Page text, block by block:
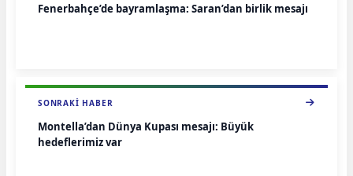
Fenerbahçe’de bayramlaşma: Saran’dan birlik mesajı
SONRAKI HABER
Montella’dan Dünya Kupası mesajı: Büyük
hedeflerimiz var